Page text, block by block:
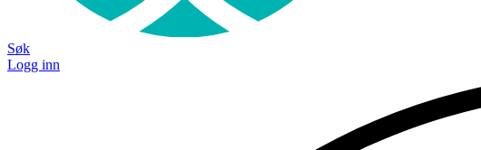
Søk
Logg inn